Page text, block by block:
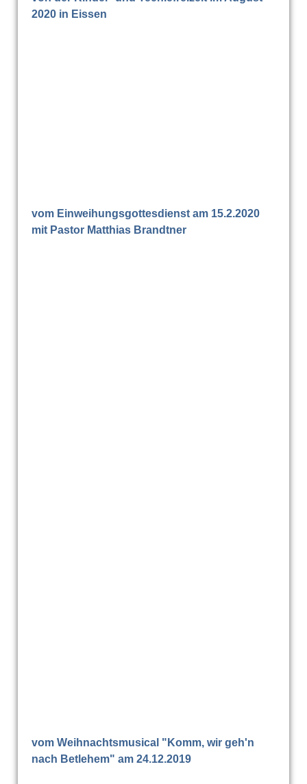
2020 in Eissen
vom Einweihungsgottesdienst am 15.2.2020
mit Pastor Matthias Brandtner
vom Weihnachtsmusical "Komm, wir geh'n
nach Betlehem" am 24.12.2019